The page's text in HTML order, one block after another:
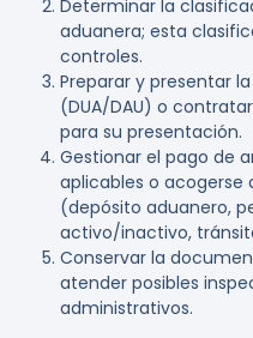
Determinar la
aduanera; esta
controles.
Preparar y presentar
(DUA/DAU) o
para su presentación.
Gestionar el pago de
aplicables o
(depósito aduanero,
activo/inactivo,
Conservar la
atender posibles
administrativos.